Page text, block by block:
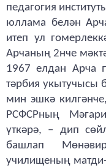
педагогия
юллама белән
итеп ул
Арчаның 2нче
1967 елдан Арча
тәрбия
мин эшкә
РСФСРның
үткәрә, – дип
башлап
училищеның матди-